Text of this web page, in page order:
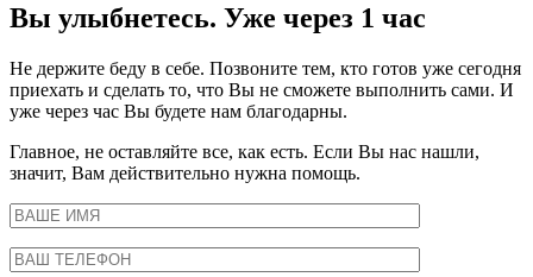
Вы улыбнетесь. Уже через 1 час
Не держите беду в себе. Позвоните тем, кто готов уже сегодня
приехать и сделать то, что Вы не сможете выполнить сами. И
уже через час Вы будете нам благодарны.
Главное, не оставляйте все, как есть. Если Вы нас нашли,
значит, Вам действительно нужна помощь.